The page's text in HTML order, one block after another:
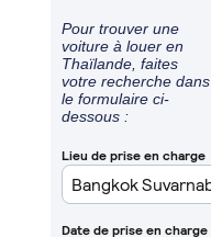
Pour trouver une
voiture à louer en
Thaïlande, faites
votre recherche dans
le formulaire ci-
dessous :